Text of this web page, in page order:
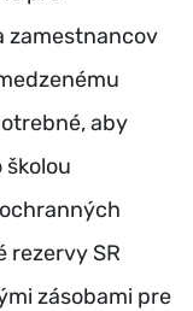
zamestnancov
aby
rezervy SR
zásobami pre